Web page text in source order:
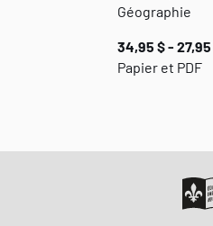
Géographie
34,95 $ -
Papier et PDF